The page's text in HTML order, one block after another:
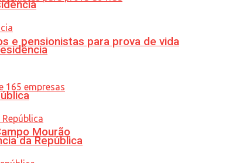
e pensionistas para prova de vida
Mourão
da República